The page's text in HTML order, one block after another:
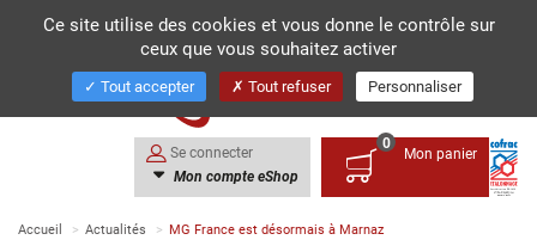
Se connecter
Mon compte eShop
0
Mon panier
Accueil Actualités MG France est désormais à Marnaz
Ce site utilise des cookies et vous donne le contrôle sur
ceux que vous souhaitez activer
Tout accepter Tout refuser Personnaliser